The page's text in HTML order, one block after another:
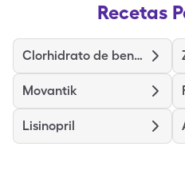
Recetas
Clorhidrato de benazepril
Movantik
Lisinopril